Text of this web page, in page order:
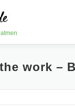
the work –